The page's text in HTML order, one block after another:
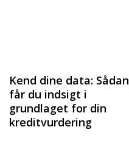
Kend dine data: Sådan
får du indsigt i
grundlaget for din
kreditvurdering